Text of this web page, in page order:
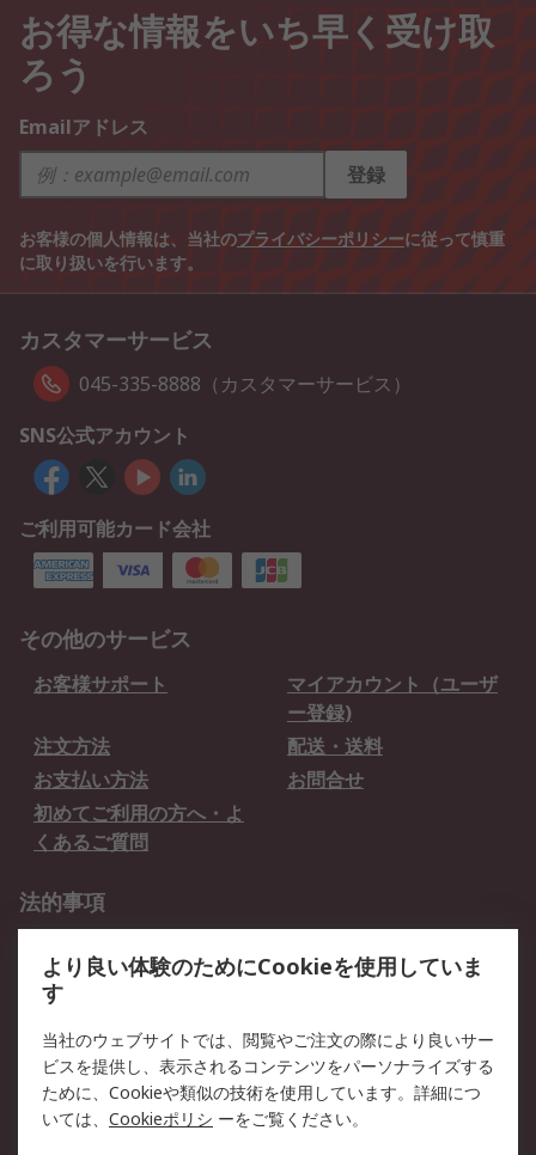
お得な情報をいち早く受け取
ろう
Emailアドレス
登録
お客様の個人情報は、当社のプライバシーポリシーに従って慎重
に取り扱いを行います。
カスタマーサービス
045-335-8888（カスタマーサービス）
SNS公式アカウント
ご利用可能カード会社
その他のサービス
お客様サポート
マイアカウント（ユーザ
ー登録)
注文方法
配送・送料
お支払い方法
お問合せ
初めてご利用の方へ・よ
くあるご質問
法的事項
クッキーポリシー
RSについて
会社概要
採用情報
プレスリリース＆お知ら
コーポレートサイト
より良い体験のためにCookieを使用していま
す
当社のウェブサイトでは、閲覧やご注文の際により良いサー
ビスを提供し、表示されるコンテンツをパーソナライズする
ために、Cookieや類似の技術を使用しています。詳細につ
いては、 Cookieポリシ ーをご覧ください。